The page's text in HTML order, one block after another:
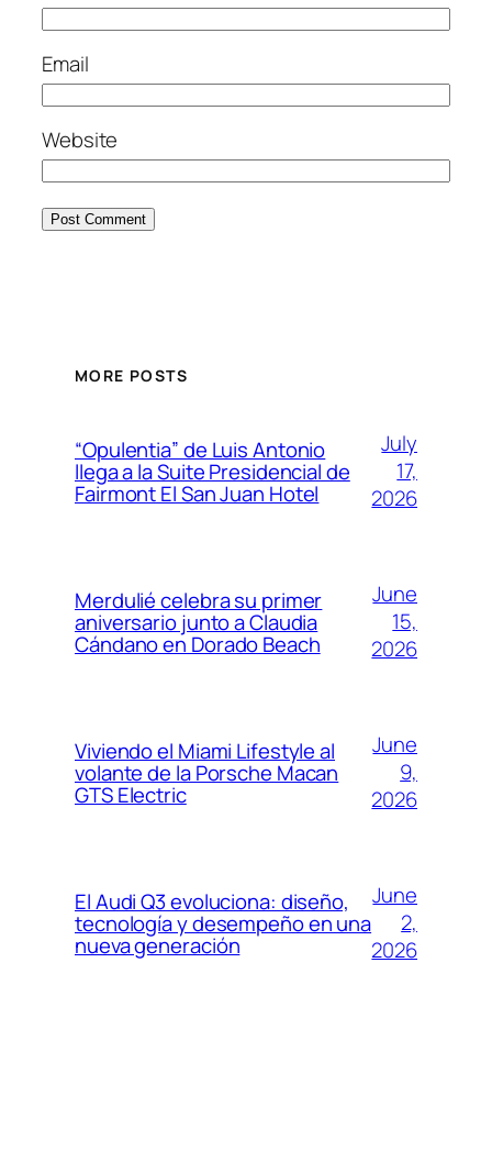
Email
Website
MORE POSTS
“Opulentia” de Luis Antonio
llega a la Suite Presidencial de
Fairmont El San Juan Hotel
July
17,
2026
Merdulié celebra su primer
aniversario junto a Claudia
Cándano en Dorado Beach
June
15,
2026
Viviendo el Miami Lifestyle al
volante de la Porsche Macan
GTS Electric
June
9,
2026
El Audi Q3 evoluciona: diseño,
tecnología y desempeño en una
nueva generación
June
2,
2026